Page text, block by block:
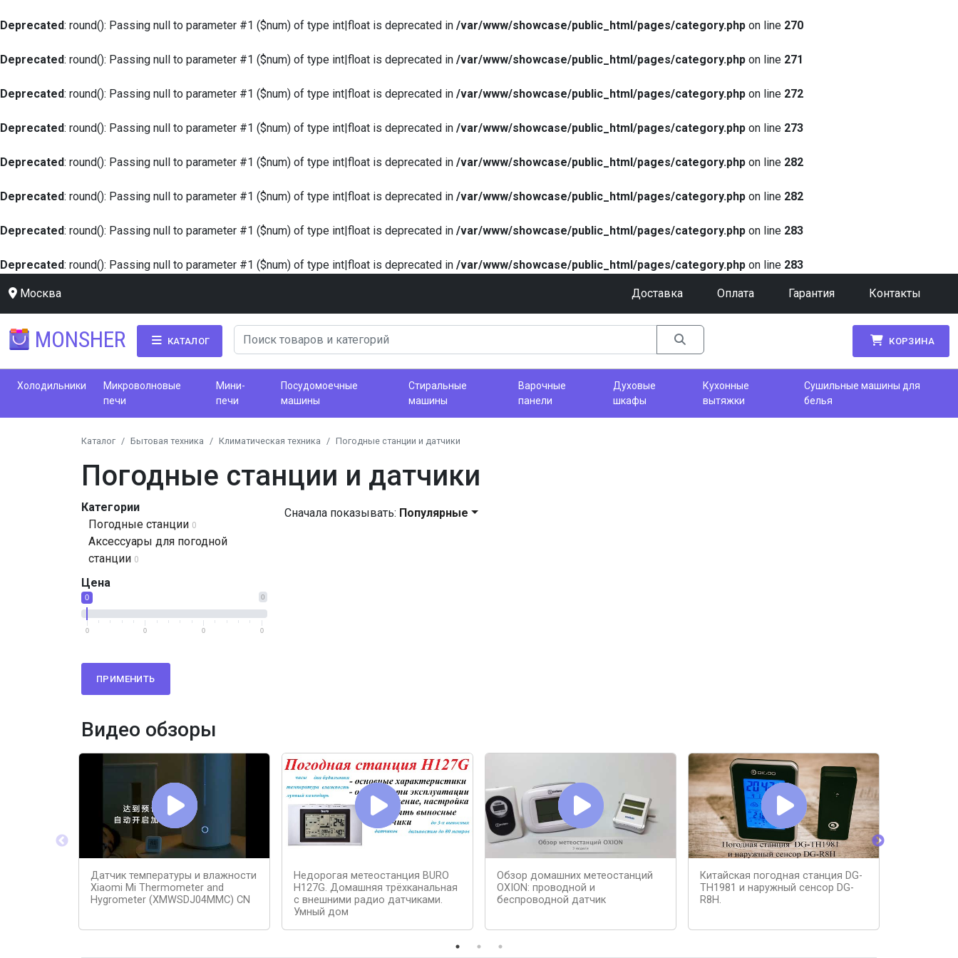
Deprecated: round(): Passing null to parameter #1 ($num) of type int|float is deprecated in /var/www/showcase/public_html/pages/category.php on line 270
Deprecated: round(): Passing null to parameter #1 ($num) of type int|float is deprecated in /var/www/showcase/public_html/pages/category.php on line 271
Deprecated: round(): Passing null to parameter #1 ($num) of type int|float is deprecated in /var/www/showcase/public_html/pages/category.php on line 272
Deprecated: round(): Passing null to parameter #1 ($num) of type int|float is deprecated in /var/www/showcase/public_html/pages/category.php on line 273
Deprecated: round(): Passing null to parameter #1 ($num) of type int|float is deprecated in /var/www/showcase/public_html/pages/category.php on line 282
Deprecated: round(): Passing null to parameter #1 ($num) of type int|float is deprecated in /var/www/showcase/public_html/pages/category.php on line 282
Deprecated: round(): Passing null to parameter #1 ($num) of type int|float is deprecated in /var/www/showcase/public_html/pages/category.php on line 283
Deprecated: round(): Passing null to parameter #1 ($num) of type int|float is deprecated in /var/www/showcase/public_html/pages/category.php on line 283
Москва Доставка Оплата Гарантия Контакты
MONSHER КАТАЛОГ КОРЗИНА
Холодильники
Микроволновые
печи
Мини-
печи
Посудомоечные
машины
Стиральные
машины
Варочные
панели
Духовые
шкафы
Кухонные
вытяжки
Сушильные машины для
белья
Каталог Бытовая техника Климатическая техника Погодные станции и датчики
Погодные станции и датчики
Категории
Погодные станции 0
Аксессуары для погодной
станции 0
Цена
0
0
0 0 0 0
ПРИМЕНИТЬ
Сначала показывать: Популярные
Видео обзоры
Датчик температуры и влажности
Xiaomi Mi Thermometer and
Hygrometer (XMWSDJ04MMC) CN
Недорогая метеостанция BURO
H127G. Домашняя трёхканальная
с внешними радио датчиками.
Умный дом
Обзор домашних метеостанций
OXION: проводной и
беспроводной датчик
Китайская погодная станция DG-
TH1981 и наружный сенсор DG-
R8H.